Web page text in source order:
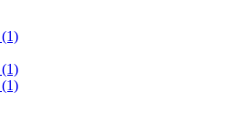
(1)
(1)
(1)